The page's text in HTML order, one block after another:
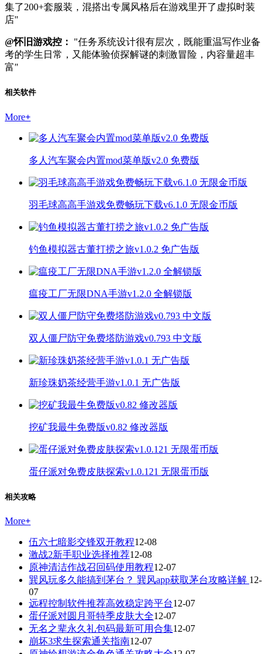
集了200+套服装，混搭出专属风格后在游戏里开了虚拟时装
店"
@怀旧游戏控：
"任务系统设计很有层次，既能重温写作业备
考的学生日常，又能体验侦探解谜的刺激冒险，内容量超丰
富"
相关软件
More+
多人汽车聚会内置mod菜单版v2.0 免费版
羽毛球高高手游戏免费畅玩下载v6.1.0 无限金币版
钓鱼模拟器古董打捞之旅v1.0.2 免广告版
瘟疫工厂无限DNA手游v1.2.0 全解锁版
双人僵尸防守免费塔防游戏v0.793 中文版
新珍珠奶茶经营手游v1.0.1 无广告版
挖矿我最牛免费版v0.82 修改器版
蛋仔派对免费皮肤探索v1.0.121 无限蛋币版
相关攻略
More+
伍六七暗影交锋双开教程12-08
激战2新手职业选择推荐12-08
原神清洁作战召回码使用教程12-07
巽风玩多久能搞到茅台？ 巽风app获取茅台攻略详解 12-
07
远程控制软件推荐高效稳定跨平台12-07
蛋仔派对圆月哥特季皮肤大全12-07
无名之辈永久礼包码最新可用合集12-07
崩坏3求生探索通关指南12-07